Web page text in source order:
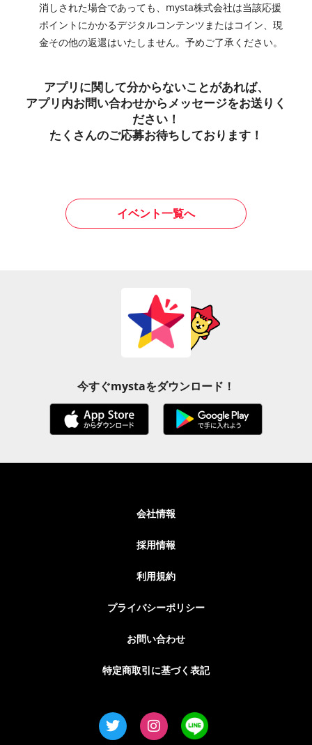
消しされた場合であっても、mysta株式会社は当該応援
ポイントにかかるデジタルコンテンツまたはコイン、現
金その他の返還はいたしません。予めご了承ください。
アプリに関して分からないことがあれば、
アプリ内お問い合わせからメッセージをお送りく
ださい！
たくさんのご応募お待ちしております！
イベント一覧へ
今すぐmystaをダウンロード！
会社情報
採用情報
利用規約
プライバシーポリシー
お問い合わせ
特定商取引に基づく表記